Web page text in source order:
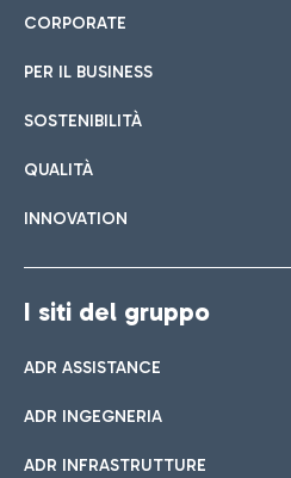
CORPORATE
PER IL BUSINESS
SOSTENIBILITÀ
QUALITÀ
INNOVATION
I siti del gruppo
ADR ASSISTANCE
ADR INGEGNERIA
ADR INFRASTRUTTURE